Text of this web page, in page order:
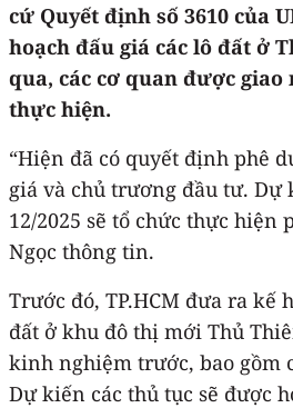
cứ Quyết định số 3610 của
hoạch đấu giá các lô đất ở
qua, các cơ quan được
thực hiện.
“Hiện đã có quyết định phê
giá và chủ trương đầu tư. Dự
12/2025 sẽ tổ chức thực hiện
Ngọc thông tin.
Trước đó, TP.HCM đưa ra kế
đất ở khu đô thị mới Thủ
kinh nghiệm trước, bao gồm
Dự kiến các thủ tục sẽ được